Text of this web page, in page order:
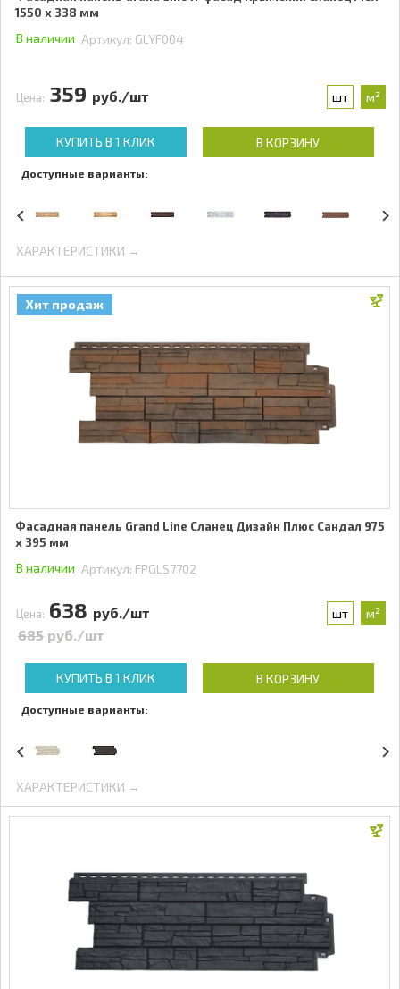
1550 x 338 мм
В наличии Артикул: GLYF004
Цена: 359 руб./шт шт м²
КУПИТЬ В 1 КЛИК В КОРЗИНУ
Доступные варианты:
ХАРАКТЕРИСТИКИ →
Хит продаж
Фасадная панель Grand Line Сланец Дизайн Плюс Сандал 975
x 395 мм
В наличии Артикул: FPGLS7702
Цена: 638 руб./шт шт м²
685 руб./шт
КУПИТЬ В 1 КЛИК В КОРЗИНУ
Доступные варианты:
ХАРАКТЕРИСТИКИ →